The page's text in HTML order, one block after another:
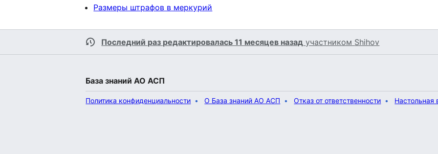
Размеры штрафов в меркурий
Последний раз редактировалась 11 месяцев назад участником Shihov
База знаний АО АСП
Политика конфиденциальности О База знаний АО АСП Отказ от ответственности Настольная